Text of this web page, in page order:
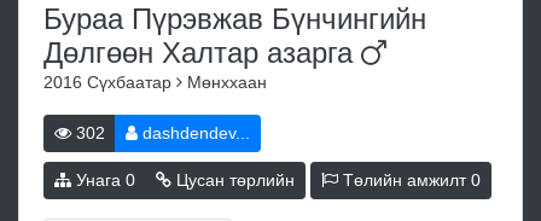
Бураа Пүрэвжав Бүнчингийн
Дөлгөөн Халтар азарга
2016 Сүхбаатар Мөнххаан
302 dashdendev...
Унага 0 Цусан төрлийн Төлийн амжилт0